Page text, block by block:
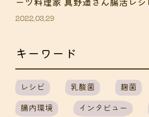
2022.03.29
キーワード
レシピ 乳酸菌
麹菌
腸内環境
インタビュー